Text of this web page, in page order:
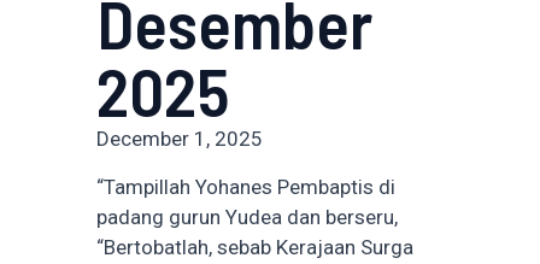
Desember
2025
December 1, 2025
“Tampillah Yohanes Pembaptis di
padang gurun Yudea dan berseru,
“Bertobatlah, sebab Kerajaan Surga